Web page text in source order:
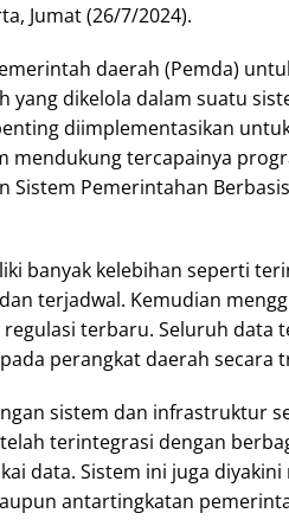
Jumat (26/7/2024).
daerah (Pemda)
yang dikelola dalam suatu
diimplementasikan
tercapainya
Pemerintahan
banyak kelebihan seperti
terjadwal. Kemudian
terbaru. Seluruh data
perangkat daerah secara
sistem dan infrastruktur
terintegrasi dengan
data. Sistem ini juga
antartingkatan